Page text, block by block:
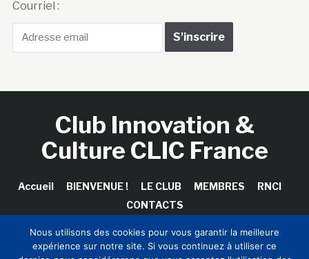
Courriel :
Club Innovation &
Culture CLIC France
Accueil BIENVENUE ! LE CLUB MEMBRES
RNCI
CONTACTS
Nous utilisons des cookies pour vous garantir la meilleure
expérience sur notre site. Si vous continuez à utiliser ce